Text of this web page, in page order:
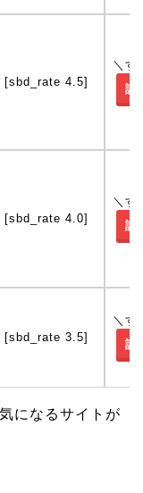
[sbd_rate 4.5]
＼す
詳
[sbd_rate 4.0]
＼す
詳
[sbd_rate 3.5]
＼す
詳
になるサイトが